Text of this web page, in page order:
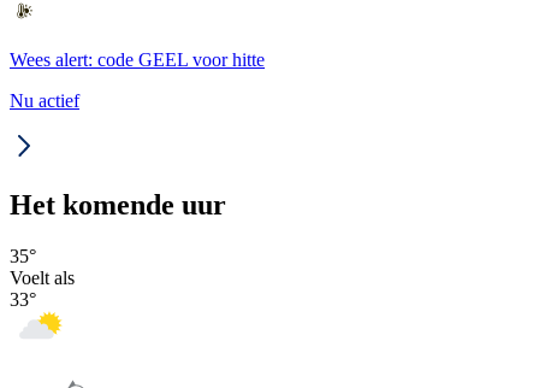
Wees alert: code GEEL voor hitte
Nu actief
Het komende uur
35°
Voelt als
33°